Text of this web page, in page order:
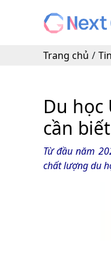
Trang chủ /
Du học
cần biết
Từ đầu năm
chất lượng du